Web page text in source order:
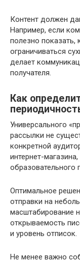
Контент должен
Например, если
полезно показать,
ограничиваться
делает
получателя.
Как
Универсального
рассылки не
конкретной
интернет-
образовательного
Оптимальное
отправки на
масштабирование
открываемость
и уровень отписок.
Не менее важно